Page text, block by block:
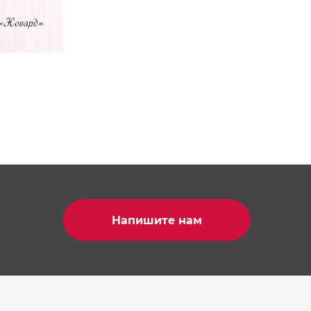
Напишите нам